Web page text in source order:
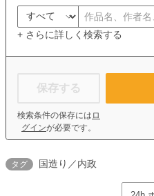
+ さらに詳しく検索する
保存する
検索条件の保存には ロ
グインが必要です。
タグ 国造り／内政